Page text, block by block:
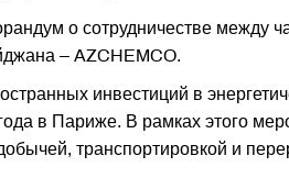
о сотрудничестве между
– AZCHEMCO.
инвестиций в
в Париже. В рамках этого
транспортировкой и